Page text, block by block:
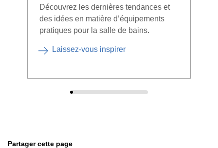
Découvrez les dernières tendances et
des idées en matière d’équipements
pratiques pour la salle de bains.
Laissez-vous inspirer
Partager cette page